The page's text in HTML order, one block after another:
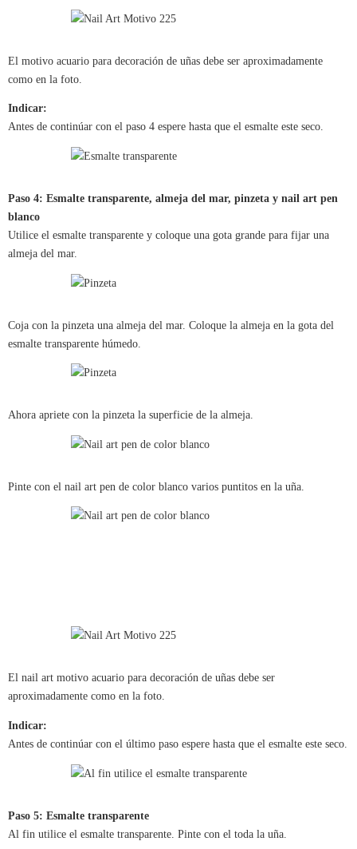
El motivo acuario para decoración de uñas debe ser aproximadamente
como en la foto.
Indicar:
Antes de continúar con el paso 4 espere hasta que el esmalte este seco.
Paso 4: Esmalte transparente, almeja del mar, pinzeta y nail art pen
blanco
Utilice el esmalte transparente y coloque una gota grande para fijar una
almeja del mar.
Coja con la pinzeta una almeja del mar. Coloque la almeja en la gota del
esmalte transparente húmedo.
Ahora apriete con la pinzeta la superficie de la almeja.
Pinte con el nail art pen de color blanco varios puntitos en la uña.
El nail art motivo acuario para decoración de uñas debe ser
aproximadamente como en la foto.
Indicar:
Antes de continúar con el último paso espere hasta que el esmalte este seco.
Paso 5: Esmalte transparente
Al fin utilice el esmalte transparente. Pinte con el toda la uña.